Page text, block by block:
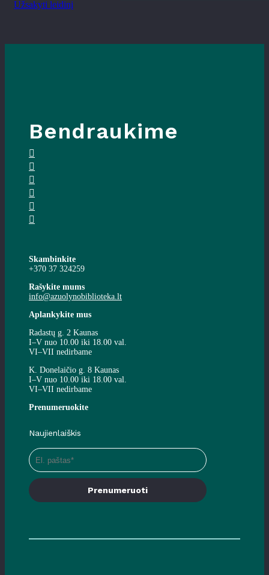
Užsakyti leidinį
Bendraukime
Skambinkite
+370 37 324259
Rašykite mums
info@azuolynobiblioteka.lt
Aplankykite mus
Radastų g. 2 Kaunas
I–V nuo 10.00 iki 18.00 val.
VI–VII nedirbame
K. Donelaičio g. 8 Kaunas
I–V nuo 10.00 iki 18.00 val.
VI–VII nedirbame
Prenumeruokite
Naujienlaiškis
Prenumeruoti